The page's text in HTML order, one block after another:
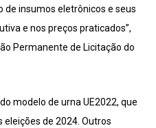
insumos eletrônicos e seus
e nos preços praticados”,
Permanente de Licitação do
modelo de urna UE2022, que
de 2024. Outros